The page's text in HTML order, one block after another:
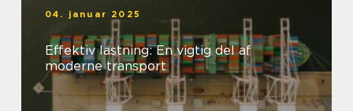
04. januar 2025
Effektiv lastning: En vigtig del af
moderne transport